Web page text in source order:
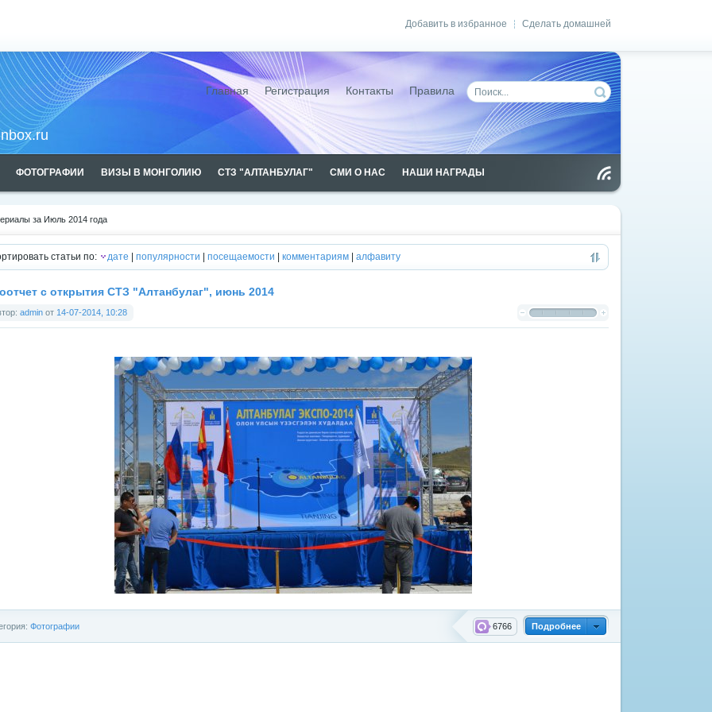
Сделать домашней
Добавить в избранное
Главная Регистрация Контакты Правила
ФОТОГРАФИИ ВИЗЫ В МОНГОЛИЮ СТЗ "АЛТАНБУЛАГ" СМИ О НАС
НАШИ НАГРАДЫ
ен
за Июль 2014 года
рекламы
статьи по: дате популярности посещаемости комментариям алфавиту
с открытия СТЗ "Алтанбулаг", июнь 2014
admin от 14-07-2014, 10:28
Подробнее
6766
Фотографии